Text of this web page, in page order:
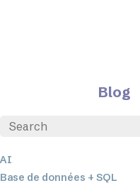
Blog
AI
Base de données + SQL